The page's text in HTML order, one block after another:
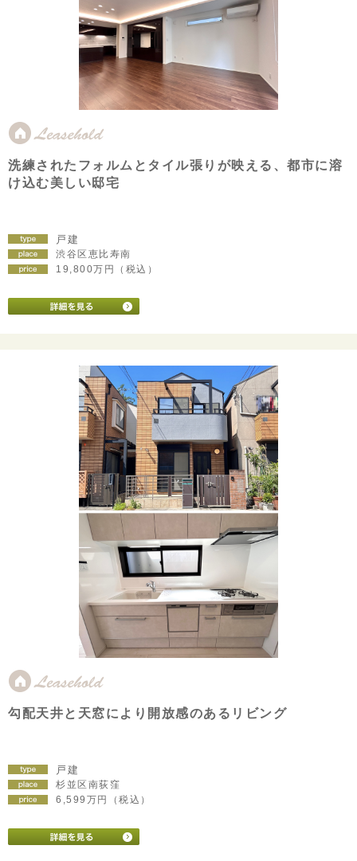
洗練されたフォルムとタイル張りが映える、都市に溶
け込む美しい邸宅
戸建
渋谷区恵比寿南
19,800万円（税込）
勾配天井と天窓により開放感のあるリビング
戸建
杉並区南荻窪
6,599万円（税込）